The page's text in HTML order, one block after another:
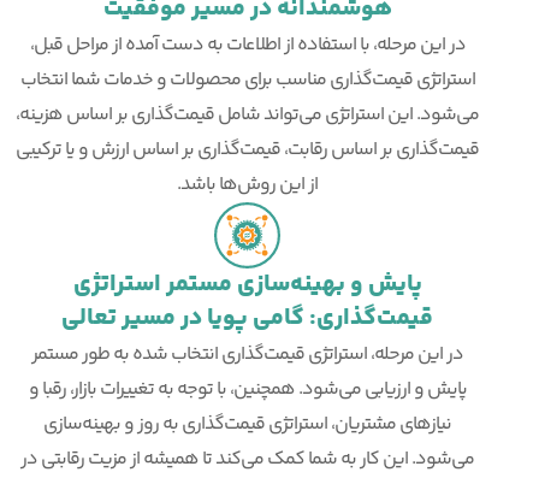
هوشمندانه در مسیر موفقیت
در این مرحله، با استفاده از اطلاعات به دست آمده از مراحل قبل،
استراتژی قیمت‌گذاری مناسب برای محصولات و خدمات شما انتخاب
می‌شود. این استراتژی می‌تواند شامل قیمت‌گذاری بر اساس هزینه،
قیمت‌گذاری بر اساس رقابت، قیمت‌گذاری بر اساس ارزش و یا ترکیبی
از این روش‌ها باشد.
پایش و بهینه‌سازی مستمر استراتژی
قیمت‌گذاری: گامی پویا در مسیر تعالی
در این مرحله، استراتژی قیمت‌گذاری انتخاب شده به طور مستمر
پایش و ارزیابی می‌شود. همچنین، با توجه به تغییرات بازار، رقبا و
نیازهای مشتریان، استراتژی قیمت‌گذاری به روز و بهینه‌سازی
می‌شود. این کار به شما کمک می‌کند تا همیشه از مزیت رقابتی در